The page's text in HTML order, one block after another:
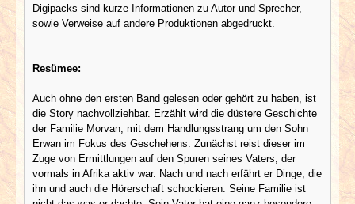
Digipacks sind kurze Informationen zu Autor und Sprecher,
sowie Verweise auf andere Produktionen abgedruckt.
Resümee:
Auch ohne den ersten Band gelesen oder gehört zu haben, ist
die Story nachvollziehbar. Erzählt wird die düstere Geschichte
der Familie Morvan, mit dem Handlungsstrang um den Sohn
Erwan im Fokus des Geschehens. Zunächst reist dieser im
Zuge von Ermittlungen auf den Spuren seines Vaters, der
vormals in Afrika aktiv war. Nach und nach erfährt er Dinge, die
ihn und auch die Hörerschaft schockieren. Seine Familie ist